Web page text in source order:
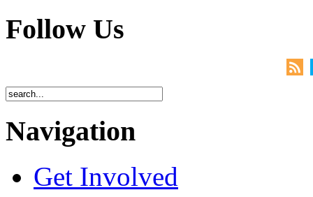
Follow Us
Navigation
Get Involved